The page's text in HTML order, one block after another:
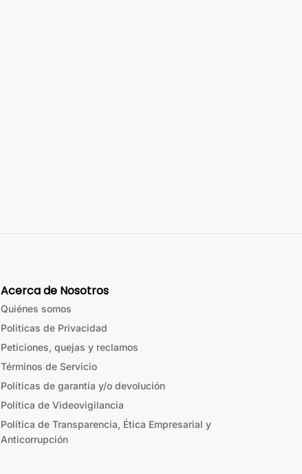
Acerca de Nosotros
Quiénes somos
Politicas de Privacidad
Peticiones, quejas y reclamos
Términos de Servicio
Políticas de garantía y/o devolución
Política de Videovigilancia
Política de Transparencia, Ética Empresarial y
Anticorrupción